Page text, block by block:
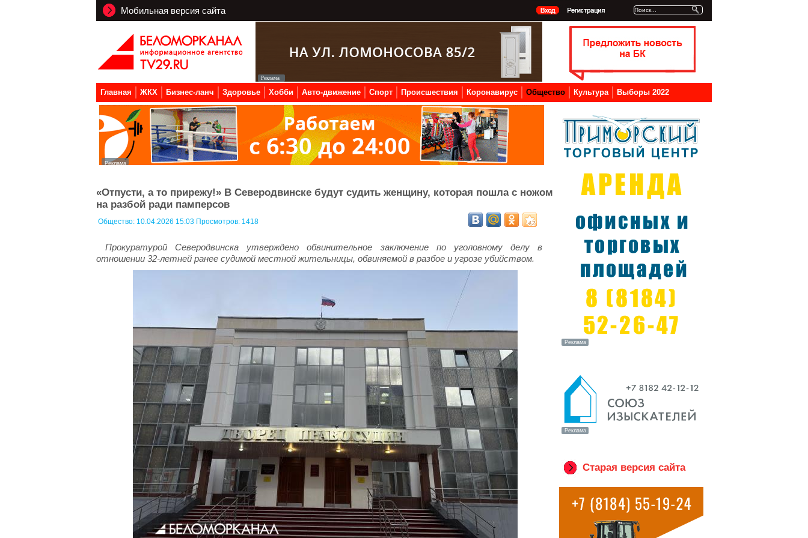
Мобильная версия сайта
Главная ЖКХ Бизнес-ланч Здоровье Хобби Авто-движение Спорт Происшествия Коронавирус Общество Культура Выборы 2022
«Отпусти, а то прирежу!» В Северодвинске будут судить женщину, которая пошла с ножом
на разбой ради памперсов
Общество: 10.04.2026 15:03 Просмотров: 1418
Прокуратурой Северодвинска утверждено обвинительное заключение по уголовному делу в
отношении 32-летней ранее судимой местной жительницы, обвиняемой в разбое и угрозе убийством.
Старая версия сайта